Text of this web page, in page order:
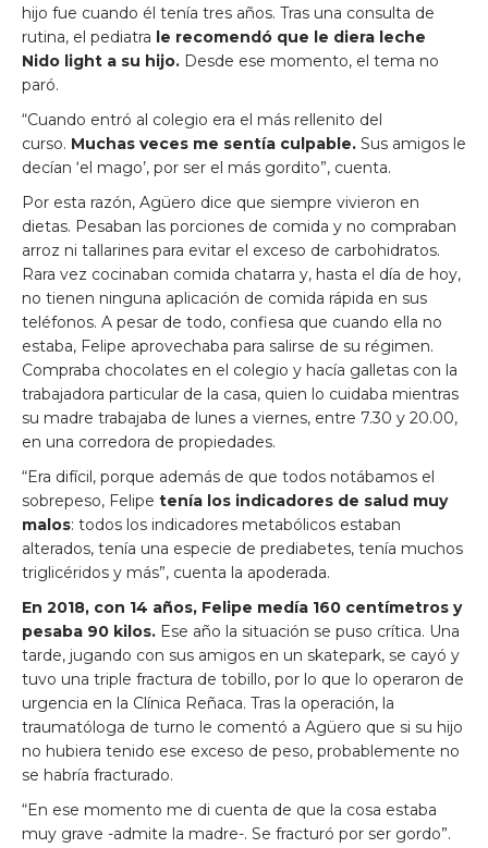
hijo fue cuando él tenía tres años. Tras una consulta de
rutina, el pediatra le recomendó que le diera leche
Nido light a su hijo. Desde ese momento, el tema no
paró.
“Cuando entró al colegio era el más rellenito del
curso. Muchas veces me sentía culpable. Sus amigos le
decían ‘el mago’, por ser el más gordito”, cuenta.
Por esta razón, Agüero dice que siempre vivieron en
dietas. Pesaban las porciones de comida y no compraban
arroz ni tallarines para evitar el exceso de carbohidratos.
Rara vez cocinaban comida chatarra y, hasta el día de hoy,
no tienen ninguna aplicación de comida rápida en sus
teléfonos. A pesar de todo, confiesa que cuando ella no
estaba, Felipe aprovechaba para salirse de su régimen.
Compraba chocolates en el colegio y hacía galletas con la
trabajadora particular de la casa, quien lo cuidaba mientras
su madre trabajaba de lunes a viernes, entre 7.30 y 20.00,
en una corredora de propiedades.
“Era difícil, porque además de que todos notábamos el
sobrepeso, Felipe tenía los indicadores de salud muy
malos: todos los indicadores metabólicos estaban
alterados, tenía una especie de prediabetes, tenía muchos
triglicéridos y más”, cuenta la apoderada.
En 2018, con 14 años, Felipe medía 160 centímetros y
pesaba 90 kilos. Ese año la situación se puso crítica. Una
tarde, jugando con sus amigos en un skatepark, se cayó y
tuvo una triple fractura de tobillo, por lo que lo operaron de
urgencia en la Clínica Reñaca. Tras la operación, la
traumatóloga de turno le comentó a Agüero que si su hijo
no hubiera tenido ese exceso de peso, probablemente no
se habría fracturado.
“En ese momento me di cuenta de que la cosa estaba
muy grave -admite la madre-. Se fracturó por ser gordo”.